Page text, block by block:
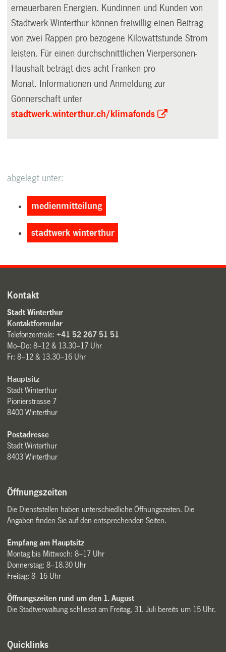
erneuerbaren Energien. Kundinnen und Kunden von
Stadtwerk Winterthur können freiwillig einen Beitrag
von zwei Rappen pro bezogene Kilowattstunde Strom
leisten. Für einen durchschnittlichen Vierpersonen-
Haushalt beträgt dies acht Franken pro
Monat. Informationen und Anmeldung zur
Gönnerschaft unter
stadtwerk.winterthur.ch/klimafonds
abgelegt unter:
medienmitteilung
stadtwerk winterthur
Kontakt
Stadt Winterthur
Kontaktformular
Telefonzentrale:+41 52 267 51 51
Mo–Do: 8–12 & 13.30–17 Uhr
Fr: 8–12 & 13.30–16 Uhr
Hauptsitz
Stadt Winterthur
Pionierstrasse 7
8400 Winterthur
Postadresse
Stadt Winterthur
8403 Winterthur
Öffnungszeiten
Die Dienststellen haben unterschiedliche Öffnungszeiten. Die
Angaben finden Sie auf den entsprechenden Seiten.
Empfang am Hauptsitz
Montag bis Mittwoch: 8–17 Uhr
Donnerstag: 8–18.30 Uhr
Freitag: 8–16 Uhr
Öffnungszeiten rund um den 1. August
Die Stadtverwaltung schliesst am Freitag, 31. Juli bereits um 15 Uhr.
Quicklinks